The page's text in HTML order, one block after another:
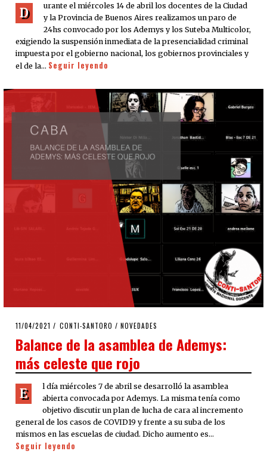
D
urante el miércoles 14 de abril los docentes de la Ciudad
y la Provincia de Buenos Aires realizamos un paro de
24hs convocado por los Ademys y los Suteba Multicolor,
exigiendo la suspensión inmediata de la presencialidad criminal
impuesta por el gobierno nacional, los gobiernos provinciales y
el de la… Seguir leyendo
POSTED
11/04/2021 11/04/2021
CONTI-SANTORO / NOVEDADES
Balance de la asamblea de Ademys:
más celeste que rojo
E
l día miércoles 7 de abril se desarrolló la asamblea
abierta convocada por Ademys. La misma tenía como
objetivo discutir un plan de lucha de cara al incremento
general de los casos de COVID19 y frente a su suba de los
mismos en las escuelas de ciudad. Dicho aumento es…
Seguir leyendo